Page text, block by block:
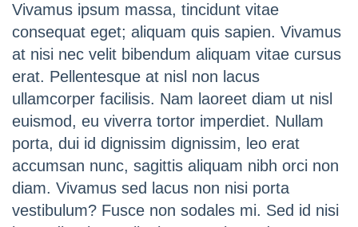
Vivamus ipsum massa, tincidunt vitae
consequat eget; aliquam quis sapien. Vivamus
at nisi nec velit bibendum aliquam vitae cursus
erat. Pellentesque at nisl non lacus
ullamcorper facilisis. Nam laoreet diam ut nisl
euismod, eu viverra tortor imperdiet. Nullam
porta, dui id dignissim dignissim, leo erat
accumsan nunc, sagittis aliquam nibh orci non
diam. Vivamus sed lacus non nisi porta
vestibulum? Fusce non sodales mi. Sed id nisi